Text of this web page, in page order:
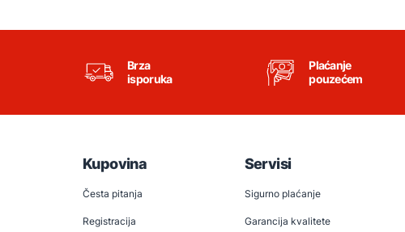
Brza
isporuka
Plaćanje
pouzećem
Kupovina
Česta pitanja
Registracija
Servisi
Sigurno plaćanje
Garancija kvalitete